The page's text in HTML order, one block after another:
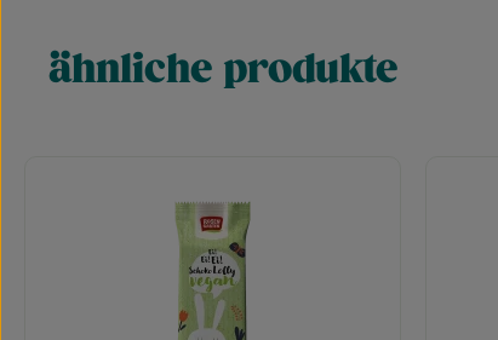
ähnliche produkte